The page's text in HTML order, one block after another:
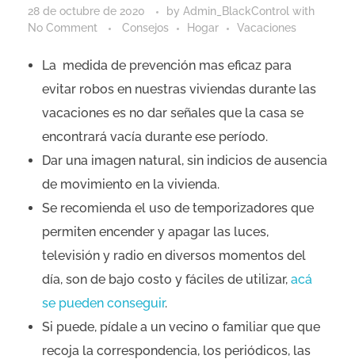
28 de octubre de 2020 by Admin_BlackControl with
No Comment
Consejos Hogar Vacaciones
La medida de prevención mas eficaz para
evitar robos en nuestras viviendas durante las
vacaciones es no dar señales que la casa se
encontrará vacía durante ese período.
Dar una imagen natural, sin indicios de ausencia
de movimiento en la vivienda.
Se recomienda el uso de temporizadores que
permiten encender y apagar las luces,
televisión y radio en diversos momentos del
día, son de bajo costo y fáciles de utilizar, acá
se pueden conseguir.
Si puede, pídale a un vecino o familiar que que
recoja la correspondencia, los periódicos, las